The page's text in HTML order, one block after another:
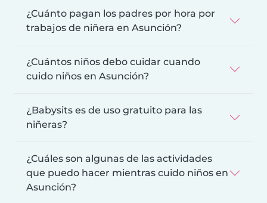
¿Cuánto pagan los padres por hora por
trabajos de niñera en Asunción?
¿Cuántos niños debo cuidar cuando
cuido niños en Asunción?
¿Babysits es de uso gratuito para las
niñeras?
¿Cuáles son algunas de las actividades
que puedo hacer mientras cuido niños en
Asunción?